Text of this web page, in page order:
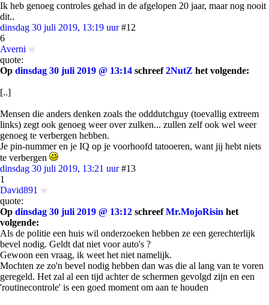
Ik heb genoeg controles gehad in de afgelopen 20 jaar, maar nog nooit
dit..
dinsdag 30 juli 2019, 13:19 uur #12
6
Averni
quote:
Op dinsdag 30 juli 2019 @ 13:14 schreef2NutZ het volgende:
[..]
Mensen die anders denken zoals the odddutchguy (toevallig extreem
links) zegt ook genoeg weer over zulken... zullen zelf ook wel weer
genoeg te verbergen hebben.
Je pin-nummer en je IQ op je voorhoofd tatooeren, want jij hebt niets
te verbergen
dinsdag 30 juli 2019, 13:21 uur #13
1
David891
quote:
Op dinsdag 30 juli 2019 @ 13:12 schreefMr.MojoRisin het
volgende:
Als de politie een huis wil onderzoeken hebben ze een gerechterlijk
bevel nodig. Geldt dat niet voor auto's ?
Gewoon een vraag, ik weet het niet namelijk.
Mochten ze zo'n bevel nodig hebben dan was die al lang van te voren
geregeld. Het zal al een tijd achter de schermen gevolgd zijn en een
'routinecontrole' is een goed moment om aan te houden